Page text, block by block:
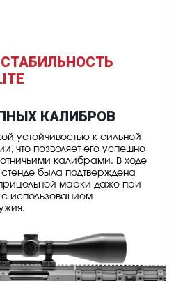
КАЛИБРОВ
устойчивостью к сильной
что позволяет его успешно
калибрами. В ходе
была подтверждена
прицельной марки даже при
с использованием